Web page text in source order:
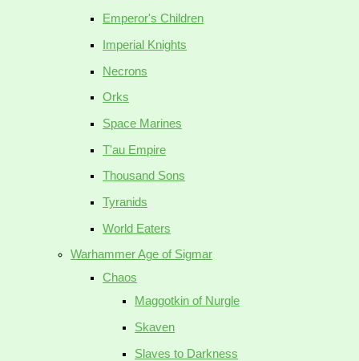
Emperor's Children
Imperial Knights
Necrons
Orks
Space Marines
T'au Empire
Thousand Sons
Tyranids
World Eaters
Warhammer Age of Sigmar
Chaos
Maggotkin of Nurgle
Skaven
Slaves to Darkness